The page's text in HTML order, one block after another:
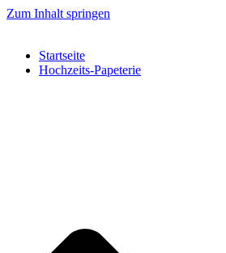
Zum Inhalt springen
Startseite
Hochzeits-Papeterie